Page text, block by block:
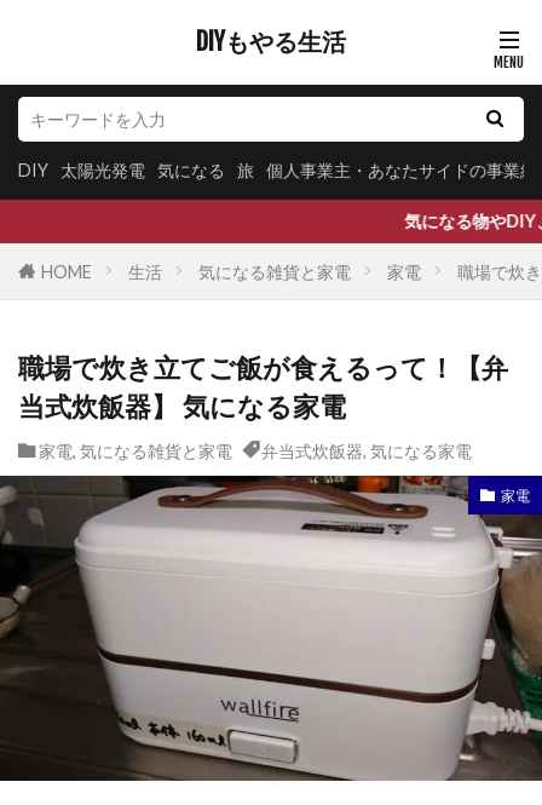
DIYもやる生活
DIY 太陽光発電 気になる 旅 個人事業主・あなたサイドの事業紹
気になる物やDIY、旅もするし飲み食いもする
HOME 生活 気になる雑貨と家電 家電 職場で炊
職場で炊き立てご飯が食えるって！【弁
当式炊飯器】 気になる家電
家電, 気になる雑貨と家電 弁当式炊飯器, 気になる家電
家電